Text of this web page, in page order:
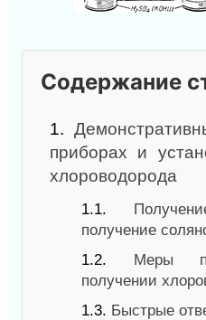
Содержание
1.
приборах и
хлороводорода
1.1.
получение
1.2. Меры
получении
1.3. Быстрые